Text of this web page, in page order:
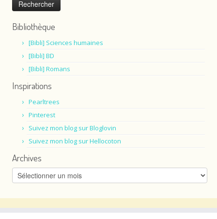
Bibliothèque
[Bibli] Sciences humaines
[Bibli] BD
[Bibli] Romans
Inspirations
Pearltrees
Pinterest
Suivez mon blog sur Bloglovin
Suivez mon blog sur Hellocoton
Archives
Archives